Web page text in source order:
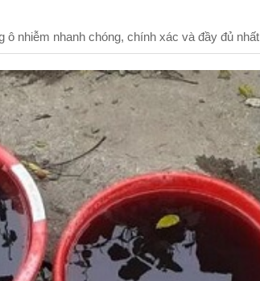
nhiễm nhanh chóng, chính xác và đầy đủ nhất